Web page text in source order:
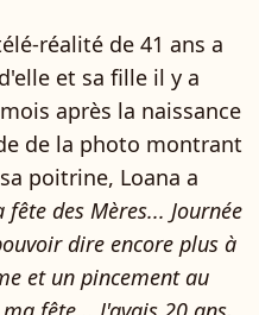
réalité de 41 ans a
et sa fille il y a
après la naissance
de la photo montrant
poitrine, Loana a
fête des Mères... Journée
dire encore plus à
et un pincement au